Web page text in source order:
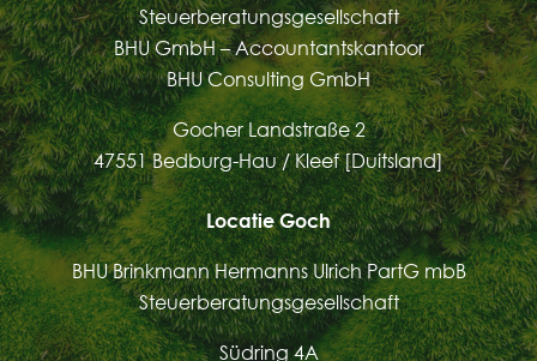
Steuerberatungsgesellschaft
BHU GmbH – Accountantskantoor
BHU Consulting GmbH
Gocher Landstraße 2
47551 Bedburg-Hau / Kleef [Duitsland]
Locatie Goch
BHU Brinkmann Hermanns Ulrich PartG mbB
Steuerberatungsgesellschaft
Südring 4A